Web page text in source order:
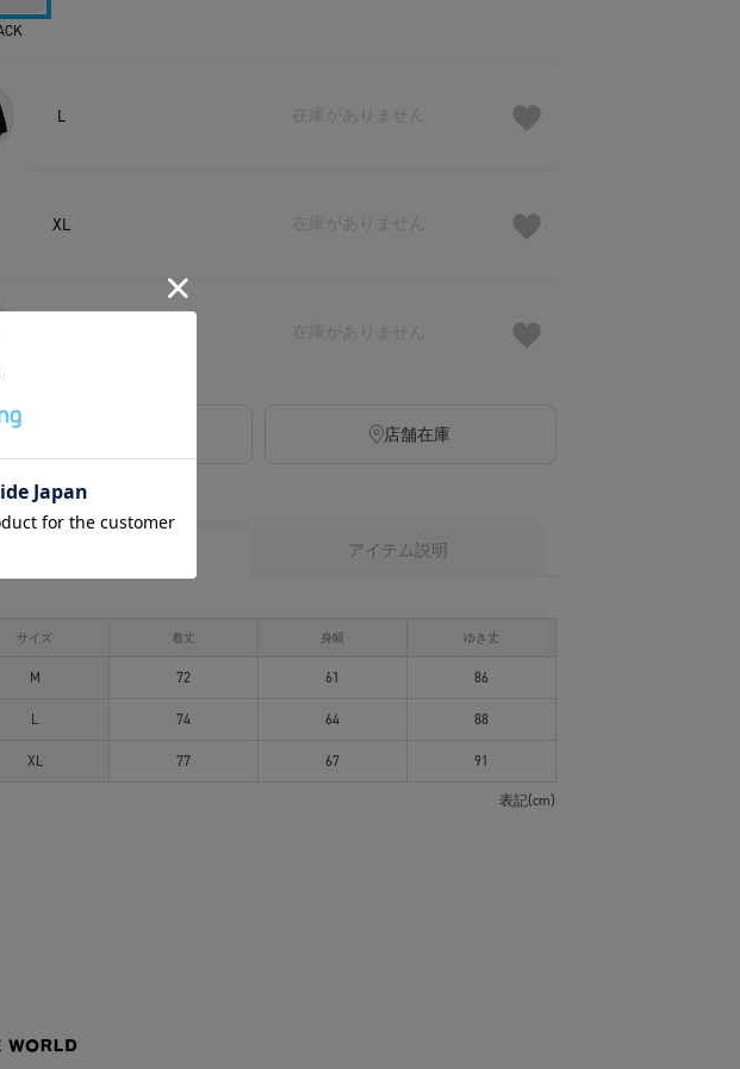
L
XL
店舗在庫
アイテム説明
サイズ 着丈 身幅 ゆき丈
M 72 61 86
L 74 64 88
XL 77 67 91
表記(cm)